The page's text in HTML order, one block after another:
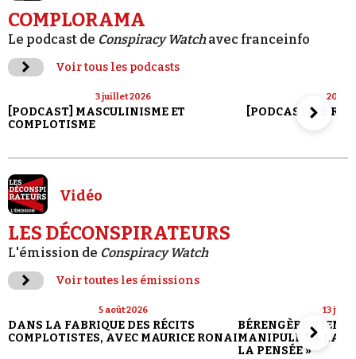
COMPLORAMA
Le podcast de Conspiracy Watchavec franceinfo
Voir tous les podcasts
3 juillet 2026
[PODCAST] MASCULINISME ET
COMPLOTISME
20
[PODCAST] LE
Vidéo
LES DÉCONSPIRATEURS
L'émission de Conspiracy Watch
Voir toutes les émissions
5 août 2026
DANS LA FABRIQUE DES RÉCITS
COMPLOTISTES, AVEC MAURICE RONAI
13
BÉRENGÈRE
MANIPULE LA
LA PENSÉE »